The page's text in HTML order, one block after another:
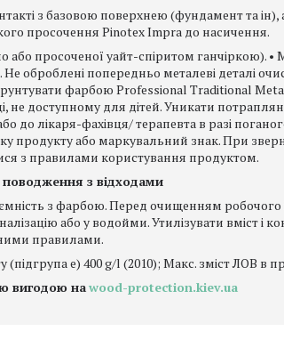
з базовою поверхнею (фундамент та ін),
просочення Pinotex Impra до насичення.
або просоченої уайт-спіритом ганчіркою). •
оброблені попередньо металеві деталі
фарбою Professional Traditional
доступному для дітей. Уникати
лікаря-фахівця/ терапевта в разі
продукту або маркувальний знак. При
з правилами користування продуктом.
з відходами
з фарбою. Перед очищенням
або у водойми. Утилізувати вміст і
правилами.
e) 400 g/l (2010); Макс. зміст ЛОВ в
вигодою наwood-protection.kiev.ua